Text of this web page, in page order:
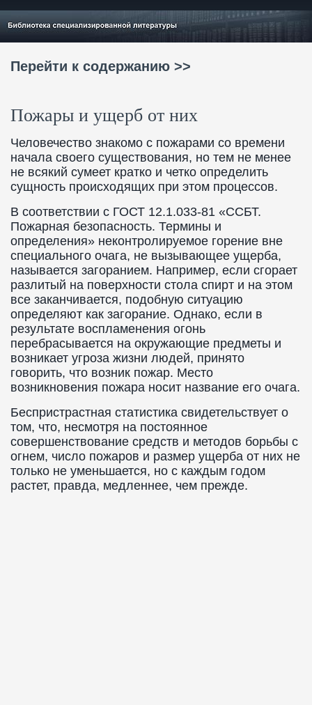
Перейти к содержанию >>
Пожары и ущерб от них
Человечество знакомо с пожарами со времени
начала своего существования, но тем не менее
не всякий сумеет кратко и четко определить
сущность происходящих при этом процессов.
В соответствии с ГОСТ 12.1.033-81 «ССБТ.
Пожарная безопасность. Термины и
определения» неконтролируемое горение вне
специального очага, не вызывающее ущерба,
называется загоранием. Например, если сгорает
разлитый на поверхности стола спирт и на этом
все заканчивается, подобную ситуацию
определяют как загорание. Однако, если в
результате воспламенения огонь
перебрасывается на окружающие предметы и
возникает угроза жизни людей, принято
говорить, что возник пожар. Место
возникновения пожара носит название его очага.
Беспристрастная статистика свидетельствует о
том, что, несмотря на постоянное
совершенствование средств и методов борьбы с
огнем, число пожаров и размер ущерба от них не
только не уменьшается, но с каждым годом
растет, правда, медленнее, чем прежде.